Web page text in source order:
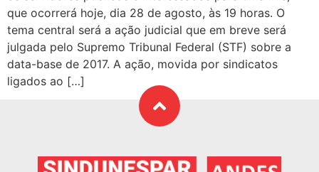
que ocorrerá hoje, dia 28 de agosto, às 19 horas. O
tema central será a ação judicial que em breve será
julgada pelo Supremo Tribunal Federal (STF) sobre a
data-base de 2017. A ação, movida por sindicatos
ligados ao […]